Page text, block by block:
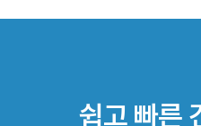
쉽고 빠른